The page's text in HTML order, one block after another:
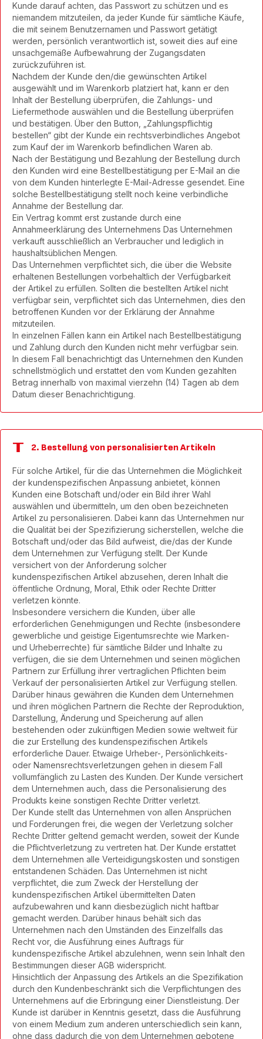
Kunde darauf achten, das Passwort zu schützen und es
niemandem mitzuteilen, da jeder Kunde für sämtliche Käufe,
die mit seinem Benutzernamen und Passwort getätigt
werden, persönlich verantwortlich ist, soweit dies auf eine
unsachgemäße Aufbewahrung der Zugangsdaten
zurückzuführen ist.
Nachdem der Kunde den/die gewünschten Artikel
ausgewählt und im Warenkorb platziert hat, kann er den
Inhalt der Bestellung überprüfen, die Zahlungs- und
Liefermethode auswählen und die Bestellung überprüfen
und bestätigen. Über den Button, „Zahlungspflichtig
bestellen“ gibt der Kunde ein rechtsverbindliches Angebot
zum Kauf der im Warenkorb befindlichen Waren ab.
Nach der Bestätigung und Bezahlung der Bestellung durch
den Kunden wird eine Bestellbestätigung per E-Mail an die
von dem Kunden hinterlegte E-Mail-Adresse gesendet. Eine
solche Bestellbestätigung stellt noch keine verbindliche
Annahme der Bestellung dar.
Ein Vertrag kommt erst zustande durch eine
Annahmeerklärung des Unternehmens Das Unternehmen
verkauft ausschließlich an Verbraucher und lediglich in
haushaltsüblichen Mengen.
Das Unternehmen verpflichtet sich, die über die Website
erhaltenen Bestellungen vorbehaltlich der Verfügbarkeit
der Artikel zu erfüllen. Sollten die bestellten Artikel nicht
verfügbar sein, verpflichtet sich das Unternehmen, dies den
betroffenen Kunden vor der Erklärung der Annahme
mitzuteilen.
In einzelnen Fällen kann ein Artikel nach Bestellbestätigung
und Zahlung durch den Kunden nicht mehr verfügbar sein.
In diesem Fall benachrichtigt das Unternehmen den Kunden
schnellstmöglich und erstattet den vom Kunden gezahlten
Betrag innerhalb von maximal vierzehn (14) Tagen ab dem
Datum dieser Benachrichtigung.
2. Bestellung von personalisierten Artikeln
Für solche Artikel, für die das Unternehmen die Möglichkeit
der kundenspezifischen Anpassung anbietet, können
Kunden eine Botschaft und/oder ein Bild ihrer Wahl
auswählen und übermitteln, um den oben bezeichneten
Artikel zu personalisieren. Dabei kann das Unternehmen nur
die Qualität bei der Spezifizierung sicherstellen, welche die
Botschaft und/oder das Bild aufweist, die/das der Kunde
dem Unternehmen zur Verfügung stellt. Der Kunde
versichert von der Anforderung solcher
kundenspezifischen Artikel abzusehen, deren Inhalt die
öffentliche Ordnung, Moral, Ethik oder Rechte Dritter
verletzen könnte.
Insbesondere versichern die Kunden, über alle
erforderlichen Genehmigungen und Rechte (insbesondere
gewerbliche und geistige Eigentumsrechte wie Marken-
und Urheberrechte) für sämtliche Bilder und Inhalte zu
verfügen, die sie dem Unternehmen und seinen möglichen
Partnern zur Erfüllung ihrer vertraglichen Pflichten beim
Verkauf der personalisierten Artikel zur Verfügung stellen.
Darüber hinaus gewähren die Kunden dem Unternehmen
und ihren möglichen Partnern die Rechte der Reproduktion,
Darstellung, Änderung und Speicherung auf allen
bestehenden oder zukünftigen Medien sowie weltweit für
die zur Erstellung des kundenspezifischen Artikels
erforderliche Dauer. Etwaige Urheber-, Persönlichkeits-
oder Namensrechtsverletzungen gehen in diesem Fall
vollumfänglich zu Lasten des Kunden. Der Kunde versichert
dem Unternehmen auch, dass die Personalisierung des
Produkts keine sonstigen Rechte Dritter verletzt.
Der Kunde stellt das Unternehmen von allen Ansprüchen
und Forderungen frei, die wegen der Verletzung solcher
Rechte Dritter geltend gemacht werden, soweit der Kunde
die Pflichtverletzung zu vertreten hat. Der Kunde erstattet
dem Unternehmen alle Verteidigungskosten und sonstigen
entstandenen Schäden. Das Unternehmen ist nicht
verpflichtet, die zum Zweck der Herstellung der
kundenspezifischen Artikel übermittelten Daten
aufzubewahren und kann diesbezüglich nicht haftbar
gemacht werden. Darüber hinaus behält sich das
Unternehmen nach den Umständen des Einzelfalls das
Recht vor, die Ausführung eines Auftrags für
kundenspezifische Artikel abzulehnen, wenn sein Inhalt den
Bestimmungen dieser AGB widerspricht.
Hinsichtlich der Anpassung des Artikels an die Spezifikation
durch den Kundenbeschränkt sich die Verpflichtungen des
Unternehmens auf die Erbringung einer Dienstleistung. Der
Kunde ist darüber in Kenntnis gesetzt, dass die Ausführung
von einem Medium zum anderen unterschiedlich sein kann,
ohne dass dadurch die von dem Unternehmen gebotene